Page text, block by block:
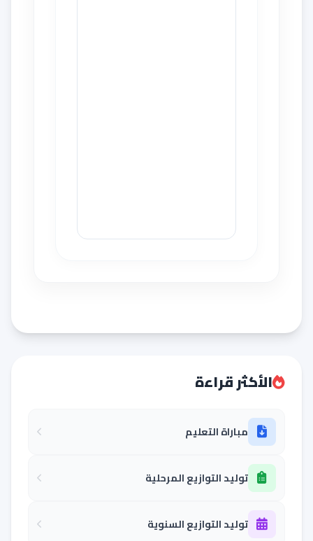
الأكثر قراءة
مباراة التعليم
توليد التوازيع المرحلية
توليد التوازيع السنوية